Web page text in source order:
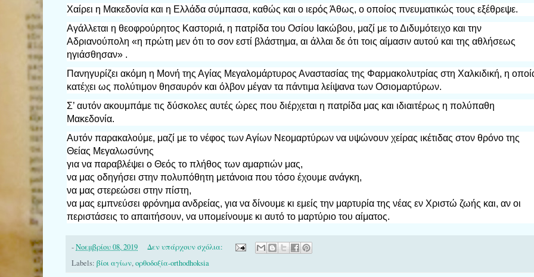
Χαίρει η Μακεδονία και η Ελλάδα σύμπασα, καθώς και ο ιερός Άθως, ο οποίος πνευματικώς τους εξέθρεψε.
Αγάλλεται η θεοφρούρητος Καστοριά, η πατρίδα του Οσίου Ιακώβου, μαζί με το Διδυμότειχο και την
Αδριανούπολη «η πρώτη μεν ότι το σον εστί βλάστημα, αι άλλαι δε ότι τοις αίμασιν αυτού και της αθλήσεως
ηγιάσθησαν» .
Πανηγυρίζει ακόμη η Μονή της Αγίας Μεγαλομάρτυρος Αναστασίας της Φαρμακολυτρίας στη Χαλκιδική, η
κατέχει ως πολύτιμον θησαυρόν και όλβον μέγαν τα πάντιμα λείψανα των Οσιομαρτύρων.
Σ’ αυτόν ακουμπάμε τις δύσκολες αυτές ώρες που διέρχεται η πατρίδα μας και ιδιαιτέρως η πολύπαθη
Μακεδονία.
Αυτόν παρακαλούμε, μαζί με το νέφος των Αγίων Νεομαρτύρων να υψώνουν χείρας ικέτιδας στον θρόνο της
Θείας Μεγαλωσύνης
για να παραβλέψει ο Θεός το πλήθος των αμαρτιών μας,
να μας οδηγήσει στην πολυπόθητη μετάνοια που τόσο έχουμε ανάγκη,
να μας στερεώσει στην πίστη,
να μας εμπνεύσει φρόνημα ανδρείας, για να δίνουμε κι εμείς την μαρτυρία της νέας εν Χριστώ ζωής και, αν οι
περιστάσεις το απαιτήσουν, να υπομείνουμε κι αυτό το μαρτύριο του αίματος.
-Νοεμβρίου 08, 2019
Δεν υπάρχουν σχόλια:
Labels: βίοι αγίων,ορθοδοξία-orthodhoksia